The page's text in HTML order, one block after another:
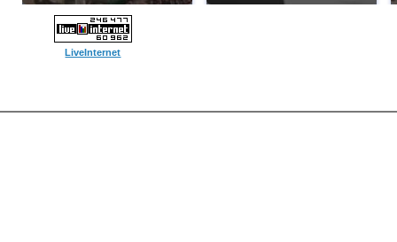
LiveInternet